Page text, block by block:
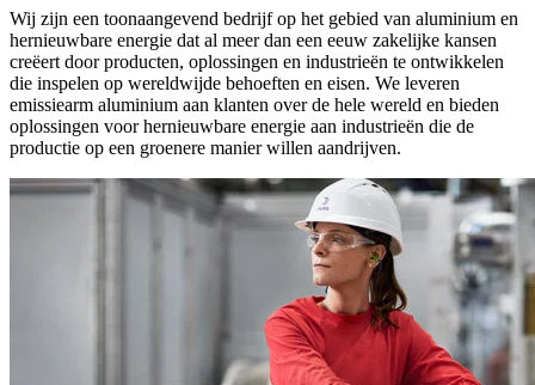
Wij zijn een toonaangevend bedrijf op het gebied van aluminium en
hernieuwbare energie dat al meer dan een eeuw zakelijke kansen
creëert door producten, oplossingen en industrieën te ontwikkelen
die inspelen op wereldwijde behoeften en eisen. We leveren
emissiearm aluminium aan klanten over de hele wereld en bieden
oplossingen voor hernieuwbare energie aan industrieën die de
productie op een groenere manier willen aandrijven.